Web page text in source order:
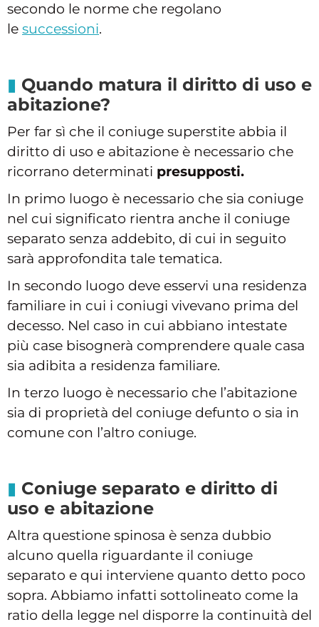
secondo le norme che regolano
le successioni.
Quando matura il diritto di uso e
abitazione?
Per far sì che il coniuge superstite abbia il
diritto di uso e abitazione è necessario che
ricorrano determinati presupposti.
In primo luogo è necessario che sia coniuge
nel cui significato rientra anche il coniuge
separato senza addebito, di cui in seguito
sarà approfondita tale tematica.
In secondo luogo deve esservi una residenza
familiare in cui i coniugi vivevano prima del
decesso. Nel caso in cui abbiano intestate
più case bisognerà comprendere quale casa
sia adibita a residenza familiare.
In terzo luogo è necessario che l’abitazione
sia di proprietà del coniuge defunto o sia in
comune con l’altro coniuge.
Coniuge separato e diritto di
uso e abitazione
Altra questione spinosa è senza dubbio
alcuno quella riguardante il coniuge
separato e qui interviene quanto detto poco
sopra. Abbiamo infatti sottolineato come la
ratio della legge nel disporre la continuità del